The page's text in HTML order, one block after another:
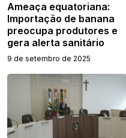
Ameaça equatoriana:
Importação de banana
preocupa produtores e
gera alerta sanitário
9 de setembro de 2025